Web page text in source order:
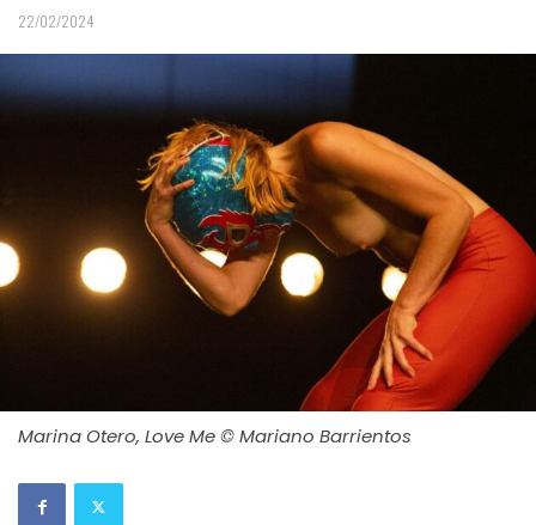
22/02/2024
Marina Otero, Love Me © Mariano Barrientos